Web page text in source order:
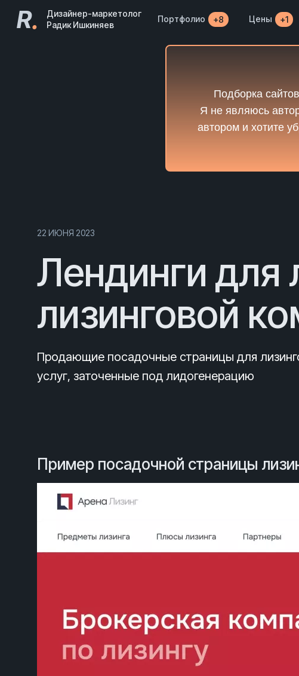
R.
Дизайнер-маркетолог
Радик Ишкиняев
Портфолио +8 Цены +1
Подборка
Я не являюсь
автором и хотите
22 ИЮНЯ 2023
Лендинги для
лизинговой
Продающие посадочные страницы для
услуг, заточенные под лидогенерацию
Пример посадочной страницы